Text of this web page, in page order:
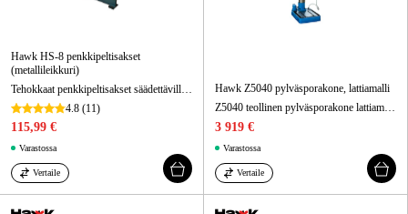
Hawk HS-8 penkkipeltisakset
(metallileikkuri)
Tehokkaat penkkipeltisakset säädettävillä pidikkeillä ja vaihdettavilla terillä.
4.8 (11)
115,99 €
Varastossa
Vertaile
Hawk Z5040 pylväsporakone, lattiamalli
Z5040 teollinen pylväsporakone lattiamallina, 400 V, poraus 40 mm
3 919 €
Varastossa
Vertaile